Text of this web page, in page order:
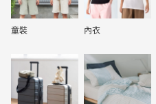
童裝 內衣